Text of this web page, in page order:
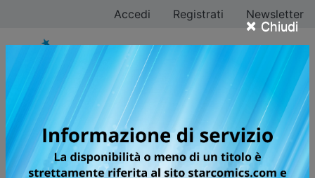
× Chiudi
Accedi Registrati Newsletter
Tutti i fumetti per la
testata DRAGON